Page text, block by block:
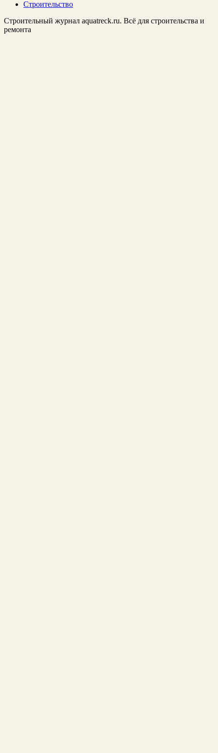
Строительство
Строительный журнал aquatreck.ru. Всё для строительства и
ремонта